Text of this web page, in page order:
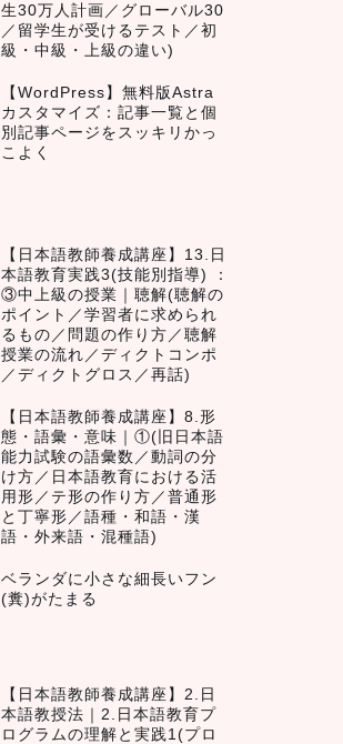
生30万人計画／グローバル30
／留学生が受けるテスト／初
級・中級・上級の違い)
【WordPress】無料版Astra
カスタマイズ：記事一覧と個
別記事ページをスッキリかっ
こよく
【日本語教師養成講座】13.日
本語教育実践3(技能別指導) ：
③中上級の授業｜聴解(聴解の
ポイント／学習者に求められ
るもの／問題の作り方／聴解
授業の流れ／ディクトコンポ
／ディクトグロス／再話)
【日本語教師養成講座】8.形
態・語彙・意味｜①(旧日本語
能力試験の語彙数／動詞の分
け方／日本語教育における活
用形／テ形の作り方／普通形
と丁寧形／語種・和語・漢
語・外来語・混種語)
ベランダに小さな細長いフン
(糞)がたまる
【日本語教師養成講座】2.日
本語教授法｜2.日本語教育プ
ログラムの理解と実践1(プロ